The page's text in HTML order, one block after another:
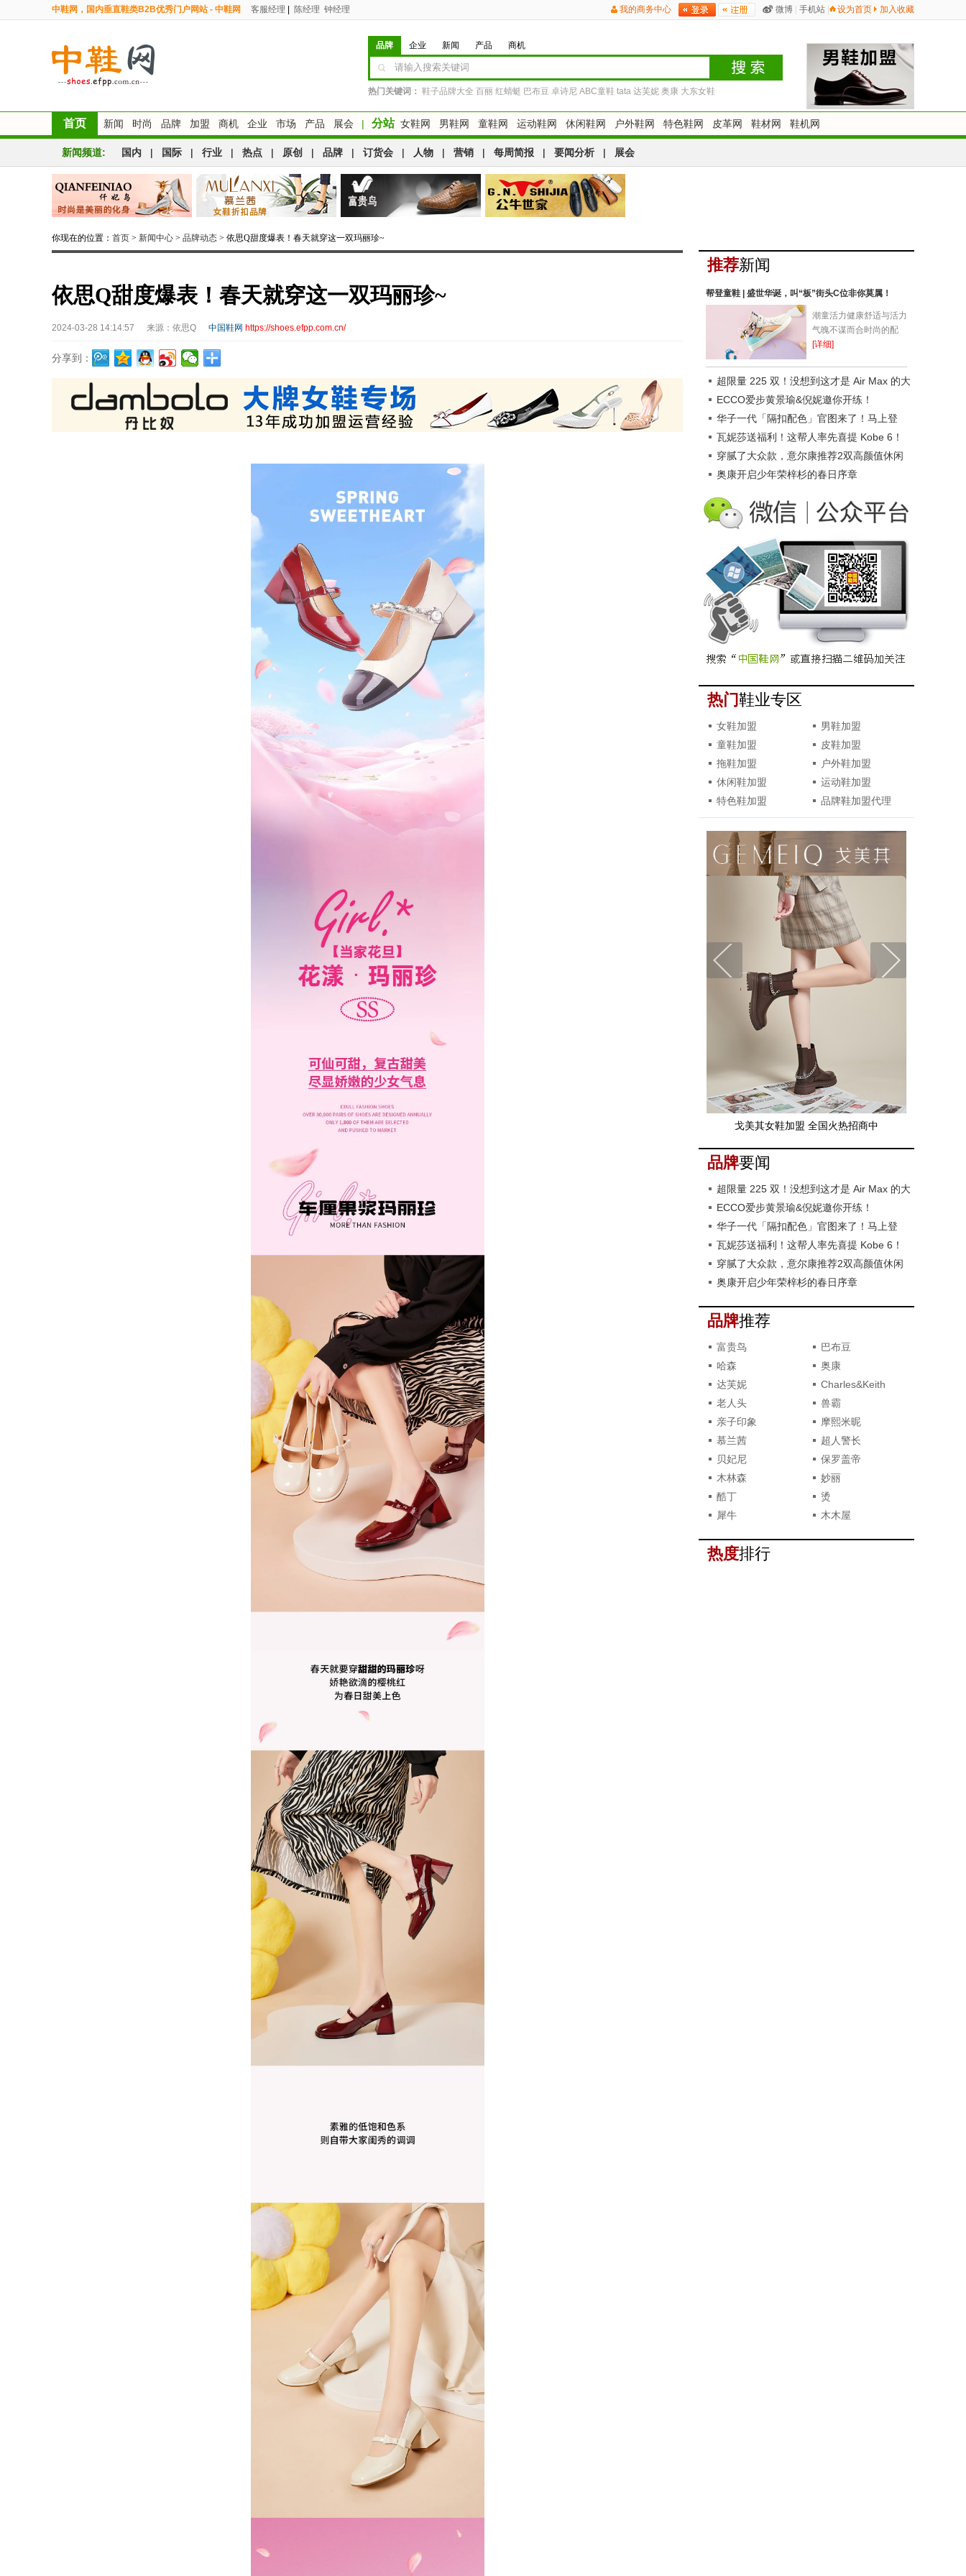
设为首页 加入收藏
手机站
微博
我的商务中心
中鞋网，国内垂直鞋类B2B优秀门户网站 - 中鞋网 客服经理 陈经理 钟经理
品牌 企业 新闻 产品 商机
热门关键词： 鞋子品牌大全 百丽 红蜻蜓 巴布豆 卓诗尼 ABC童鞋 tata 达芙妮 奥康 大东女鞋
首页 新闻 时尚 品牌 加盟 商机 企业 市场 产品 展会 | 分站 女鞋网 男鞋网 童鞋网 运动鞋网 休闲鞋网 户外鞋网 特色鞋网 皮革网 鞋材网 鞋机网
新闻频道: 国内 | 国际 | 行业 | 热点 | 原创 | 品牌 | 订货会 | 人物 | 营销 | 每周简报 | 要闻分析 | 展会
你现在的位置： 首页 > 新闻中心 > 品牌动态 > 依思Q甜度爆表！春天就穿这一双玛丽珍~
依思Q甜度爆表！春天就穿这一双玛丽珍~
2024-03-28 14:14:57 来源：依思Q 中国鞋网 https://shoes.efpp.com.cn/
分享到：
推荐新闻
帮登童鞋 | 盛世华诞，叫“板”街头C位非你莫属！
潮童活力健康舒适与活力
气魄不谋而合时尚的配
色，充满探索乐趣一年一
游路线的准备...
[详细]
超限量 225 双！没想到这才是 Air Max 的大
招！
ECCO爱步黄景瑜&倪妮邀你开练！
华子一代「隔扣配色」官图来了！马上登
场！
瓦妮莎送福利！这帮人率先喜提 Kobe 6！
穿腻了大众款，‍‍意尔康推荐2双高颜值休闲
鞋，正流行！
奥康开启少年荣梓杉的春日序章
热门鞋业专区
女鞋加盟
男鞋加盟
童鞋加盟
皮鞋加盟
拖鞋加盟
户外鞋加盟
休闲鞋加盟
运动鞋加盟
特色鞋加盟
品牌鞋加盟代理
戈美其女鞋加盟 全国火热招商中
品牌要闻
超限量 225 双！没想到这才是 Air Max 的大
招！
ECCO爱步黄景瑜&倪妮邀你开练！
华子一代「隔扣配色」官图来了！马上登
场！
瓦妮莎送福利！这帮人率先喜提 Kobe 6！
穿腻了大众款，‍‍意尔康推荐2双高颜值休闲
鞋，正流行！
奥康开启少年荣梓杉的春日序章
品牌推荐
富贵鸟
巴布豆
哈森
奥康
达芙妮
Charles&Keith
老人头
兽霸
亲子印象
摩熙米昵
慕兰茜
超人警长
贝妃尼
保罗盖帝
木林森
妙丽
酷丁
烫
犀牛
木木屋
热度排行